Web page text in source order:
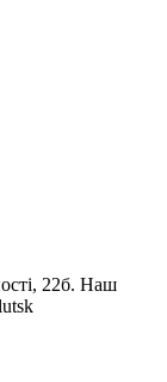
22б. Наш